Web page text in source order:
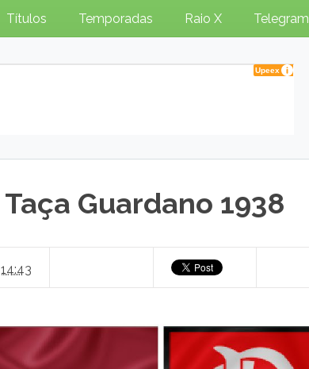
Títulos Temporadas Raio X Telegram
Taça Guardano 1938
14:43